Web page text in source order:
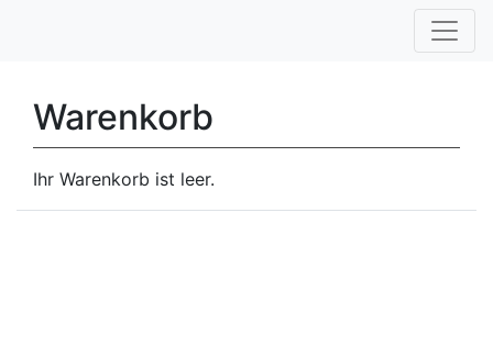
Warenkorb
Ihr Warenkorb ist leer.